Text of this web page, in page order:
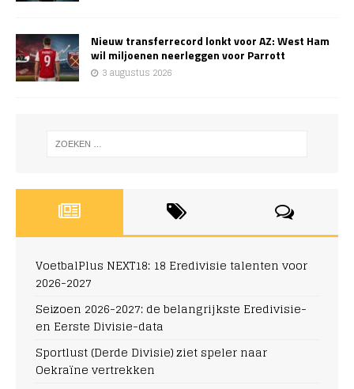
Nieuw transferrecord lonkt voor AZ: West Ham
wil miljoenen neerleggen voor Parrott
3 augustus 2026
VoetbalPlus NEXT18: 18 Eredivisie talenten voor
2026-2027
Seizoen 2026-2027: de belangrijkste Eredivisie-
en Eerste Divisie-data
Sportlust (Derde Divisie) ziet speler naar
Oekraïne vertrekken